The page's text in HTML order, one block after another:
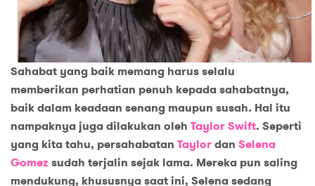
Sahabat yang baik memang harus selalu
memberikan perhatian penuh kepada sahabatnya,
baik dalam keadaan senang maupun susah. Hal itu
nampaknya juga dilakukan oleh Taylor Swift. Seperti
yang kita tahu, persahabatan Taylordan Selena
Gomezsudah terjalin sejak lama. Mereka pun saling
mendukung, khususnya saat ini, Selena sedang